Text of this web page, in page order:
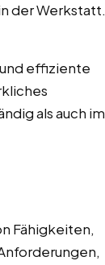
der Werkstatt.
effiziente
als auch im
Fähigkeiten,